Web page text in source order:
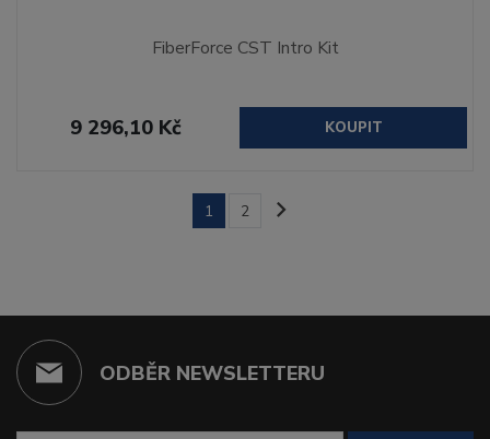
FiberForce CST Intro Kit
9 296,10 Kč KOUPIT
1 2
ODBĚR NEWSLETTERU